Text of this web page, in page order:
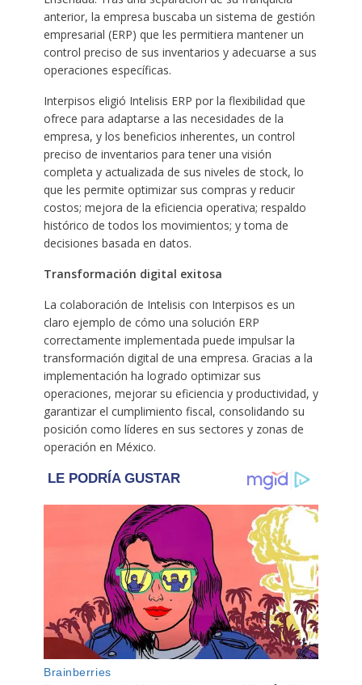
anterior, la empresa buscaba un sistema de gestión
empresarial (ERP) que les permitiera mantener un
control preciso de sus inventarios y adecuarse a sus
operaciones específicas.
Interpisos eligió Intelisis ERP por la flexibilidad que
ofrece para adaptarse a las necesidades de la
empresa, y los beneficios inherentes, un control
preciso de inventarios para tener una visión
completa y actualizada de sus niveles de stock, lo
que les permite optimizar sus compras y reducir
costos; mejora de la eficiencia operativa; respaldo
histórico de todos los movimientos; y toma de
decisiones basada en datos.
Transformación digital exitosa
La colaboración de Intelisis con Interpisos es un
claro ejemplo de cómo una solución ERP
correctamente implementada puede impulsar la
transformación digital de una empresa. Gracias a la
implementación ha logrado optimizar sus
operaciones, mejorar su eficiencia y productividad, y
garantizar el cumplimiento fiscal, consolidando su
posición como líderes en sus sectores y zonas de
operación en México.